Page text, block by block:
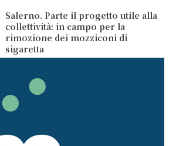
Salerno. Parte il progetto utile alla
collettività: in campo per la
rimozione dei mozziconi di
sigaretta